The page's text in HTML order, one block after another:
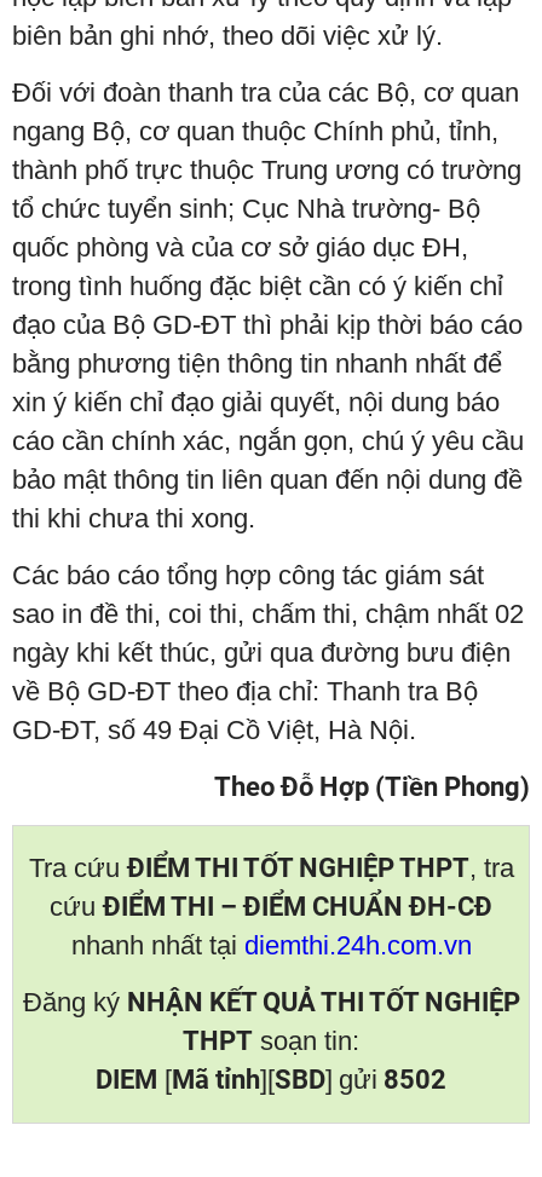
biên bản ghi nhớ, theo dõi việc xử lý.
Đối với đoàn thanh tra của các Bộ, cơ quan
ngang Bộ, cơ quan thuộc Chính phủ, tỉnh,
thành phố trực thuộc Trung ương có trường
tổ chức tuyển sinh; Cục Nhà trường- Bộ
quốc phòng và của cơ sở giáo dục ĐH,
trong tình huống đặc biệt cần có ý kiến chỉ
đạo của Bộ GD-ĐT thì phải kịp thời báo cáo
bằng phương tiện thông tin nhanh nhất để
xin ý kiến chỉ đạo giải quyết, nội dung báo
cáo cần chính xác, ngắn gọn, chú ý yêu cầu
bảo mật thông tin liên quan đến nội dung đề
thi khi chưa thi xong.
Các báo cáo tổng hợp công tác giám sát
sao in đề thi, coi thi, chấm thi, chậm nhất 02
ngày khi kết thúc, gửi qua đường bưu điện
về Bộ GD-ĐT theo địa chỉ: Thanh tra Bộ
GD-ĐT, số 49 Đại Cồ Việt, Hà Nội.
Theo Đỗ Hợp (Tiền Phong)
Tra cứuĐIỂM THI TỐT NGHIỆP THPT, tra
cứuĐIỂM THI – ĐIỂM CHUẨN ĐH-CĐ
nhanh nhất tại diemthi.24h.com.vn
Đăng ký NHẬN KẾT QUẢ THI TỐT NGHIỆP
THPT soạn tin:
DIEM [Mã tỉnh][SBD] gửi 8502